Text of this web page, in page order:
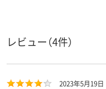
レビュー（4件）
2023年5月19日